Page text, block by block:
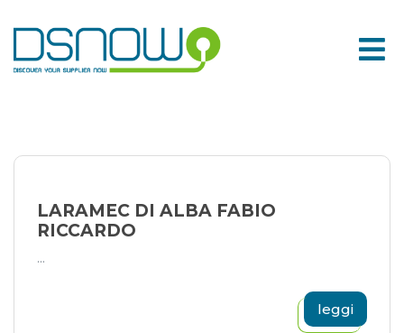
to
content
LARAMEC DI ALBA FABIO
RICCARDO
...
leggi